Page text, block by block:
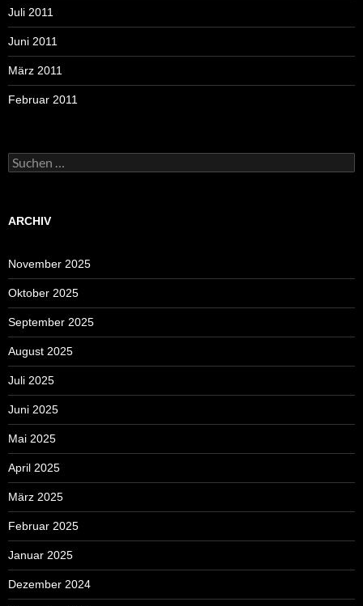
Juli 2011
Juni 2011
März 2011
Februar 2011
Suchen
nach:
ARCHIV
November 2025
Oktober 2025
September 2025
August 2025
Juli 2025
Juni 2025
Mai 2025
April 2025
März 2025
Februar 2025
Januar 2025
Dezember 2024